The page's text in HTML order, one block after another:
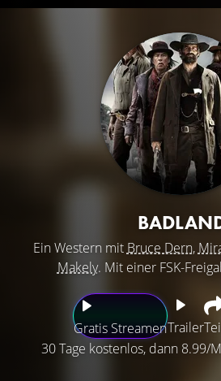
Ein Western mit Bruce Dern,
Makely. Mit einer FSK-
Gratis StreamenTrailer
30 Tage kostenlos, dann 8.99/